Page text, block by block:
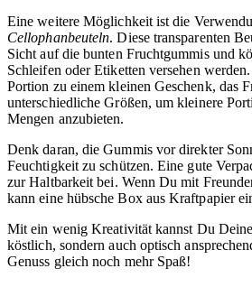
Eine weitere Möglichkeit ist die
Cellophanbeuteln. Diese transparenten
Sicht auf die bunten Fruchtgummis und
Schleifen oder Etiketten versehen
Portion zu einem kleinen Geschenk, das
unterschiedliche Größen, um kleinere
Mengen anzubieten.
Denk daran, die Gummis vor direkter
Feuchtigkeit zu schützen. Eine gute
zur Haltbarkeit bei. Wenn Du mit
kann eine hübsche Box aus Kraftpapier
Mit ein wenig Kreativität kannst Du
köstlich, sondern auch optisch
Genuss gleich noch mehr Spaß!